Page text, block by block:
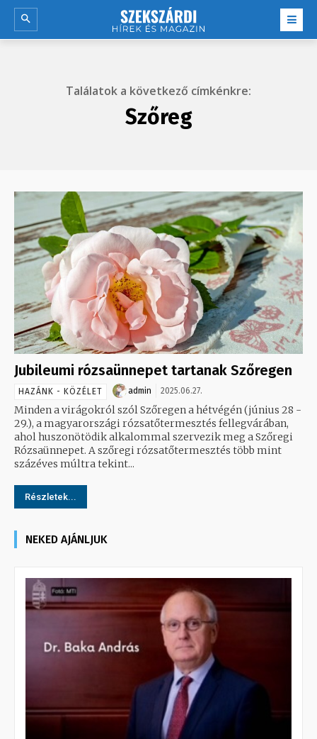
Találatok a következő címkénkre:
Szőreg
Jubileumi rózsaünnepet tartanak Szőregen
HAZÁNK - KÖZÉLET admin 2025.06.27.
Minden a virágokról szól Szőregen a hétvégén (június 28 -
29.), a magyarországi rózsatőtermesztés fellegvárában,
ahol huszonötödik alkalommal szervezik meg a Szőregi
Rózsaünnepet. A szőregi rózsatőtermesztés több mint
százéves múltra tekint...
Részletek...
NEKED AJÁNLJUK